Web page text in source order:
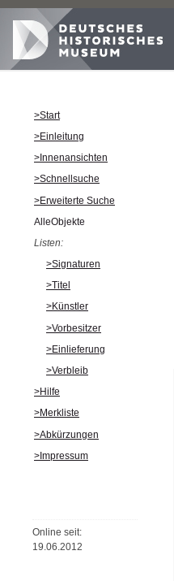
>Start
>Einleitung
>Innenansichten
>Schnellsuche
>Erweiterte Suche
AlleObjekte
Listen:
>Signaturen
>Titel
>Künstler
>Vorbesitzer
>Einlieferung
>Verbleib
>Hilfe
>Merkliste
>Abkürzungen
>Impressum
Online seit:
19.06.2012